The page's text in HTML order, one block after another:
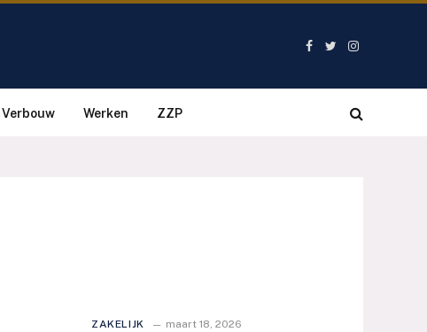
Facebook
TwitterInstagram
Verbouw Werken ZZP
ZAKELIJK maart 18, 2026